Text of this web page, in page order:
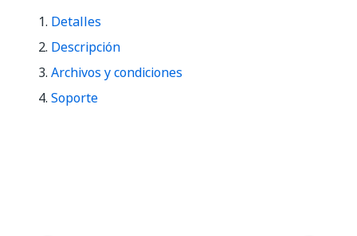
Detalles
Descripción
Archivos y condiciones
Soporte